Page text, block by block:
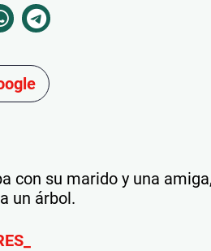
con su marido y una
un árbol.